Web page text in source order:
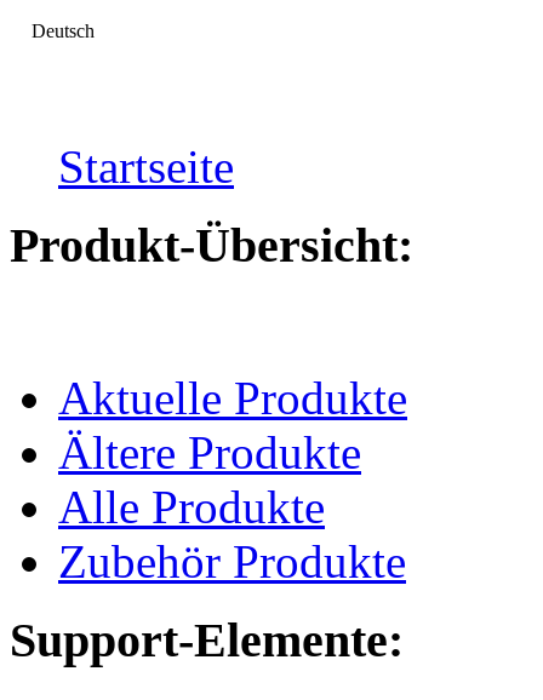
Deutsch
Startseite
Produkt-Übersicht:
Aktuelle Produkte
Ältere Produkte
Alle Produkte
Zubehör Produkte
Support-Elemente: